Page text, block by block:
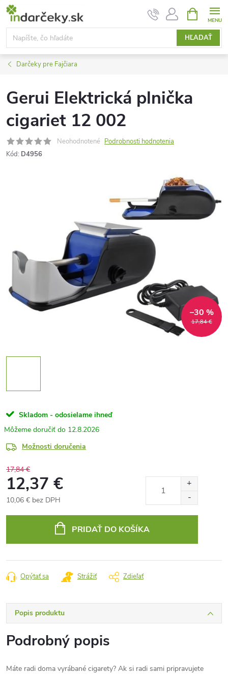
Prejsť
obsah
HĽADAŤ
KOŠÍK
Darčeky pre Fajčiara
Gerui Elektrická plnička
cigariet 12 002
Neohodnotené Podrobnosti hodnotenia
Kód: D4956
17,84 €
–30 %
Skladom - odosielame ihneď
12.8.2026
Možnosti doručenia
17,84 €
12,37 €
10,06 € bez DPH
PRIDAŤ DO KOŠÍKA
Opýtať sa Strážiť Zdieľať
Popis produktu
Podrobný popis
Máte radi doma vyrábané cigarety? Ak si radi sami pripravujete